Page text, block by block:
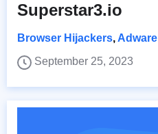
Superstar3.io
Browser Hijackers,Adware
September 25, 2023